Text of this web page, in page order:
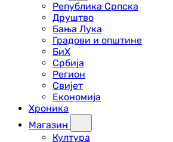
Република Српска
Друштво
Бања Лука
Градови и општине
БиХ
Србија
Регион
Свијет
Економија
Хроника
Магазин
Култура